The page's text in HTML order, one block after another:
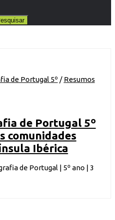
de Portugal 5º / Resumos
de Portugal 5º
comunidades
Ibérica
de Portugal | 5º ano | 3